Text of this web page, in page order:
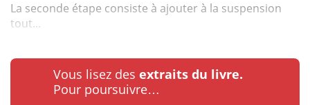
La seconde étape consiste à ajouter à la suspension
tout...
Vous lisez des extraits du livre.
Pour poursuivre…